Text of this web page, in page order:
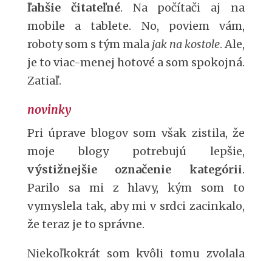
ľahšie čitateľné. Na počítači aj na
mobile a tablete. No, poviem vám,
roboty som s tým mala jak na kostole. Ale,
je to viac-menej hotové a som spokojná.
Zatiaľ.
novinky
Pri úprave blogov som však zistila, že
moje blogy potrebujú lepšie,
výstižnejšie označenie kategórii.
Parilo sa mi z hlavy, kým som to
vymyslela tak, aby mi v srdci zacinkalo,
že teraz je to správne.
Niekoľkokrát som kvôli tomu zvolala